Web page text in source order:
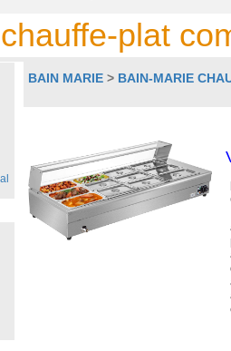
plat
BAIN MARIE> BAIN-MARIE